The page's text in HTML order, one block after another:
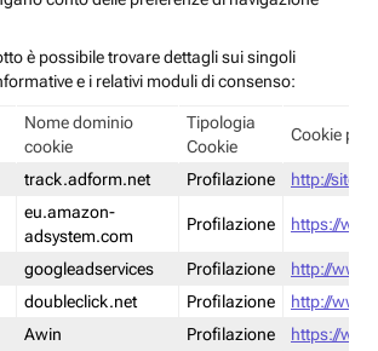
è possibile trovare dettagli sui singoli
e i relativi moduli di consenso:
Nome dominio
cookie
Tipologia
Cookie
Cookie
track.adform.net Profilazione http://
eu.amazon-
adsystem.com
Profilazione https://
googleadservices Profilazione
http://
doubleclick.net Profilazione
http://
Awin Profilazione
https://